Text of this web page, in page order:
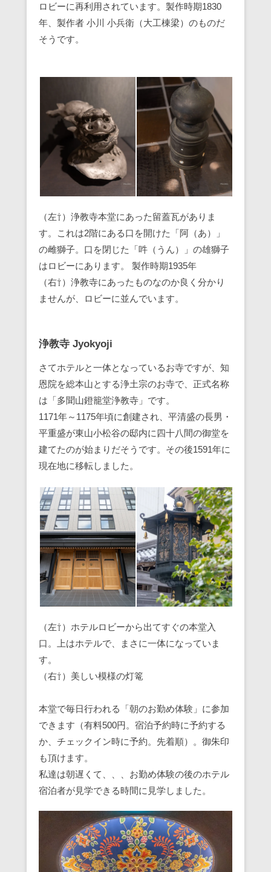
ロビーに再利用されています。製作時期1830
年、製作者 小川 小兵衛（大工棟梁）のものだ
そうです。
（左⇧）浄教寺本堂にあった留蓋瓦がありま
す。これは2階にある口を開けた「阿（あ）」
の雌獅子。口を閉じた「吽（うん）」の雄獅子
はロビーにあります。 製作時期1935年
（右⇧）浄教寺にあったものなのか良く分かり
ませんが、ロビーに並んでいます。
浄教寺 Jyokyoji
さてホテルと一体となっているお寺ですが、知
恩院を総本山とする浄土宗のお寺で、正式名称
は「多聞山鐙籠堂浄教寺」です。
1171年～1175年頃に創建され、平清盛の長男・
平重盛が東山小松谷の邸内に四十八間の御堂を
建てたのが始まりだそうです。その後1591年に
現在地に移転しました。
（左⇧）ホテルロビーから出てすぐの本堂入
口。上はホテルで、まさに一体になっていま
す。
（右⇧）美しい模様の灯篭
本堂で毎日行われる「朝のお勤め体験」に参加
できます（有料500円。宿泊予約時に予約する
か、チェックイン時に予約。先着順）。御朱印
も頂けます。
私達は朝遅くて、、、お勤め体験の後のホテル
宿泊者が見学できる時間に見学しました。